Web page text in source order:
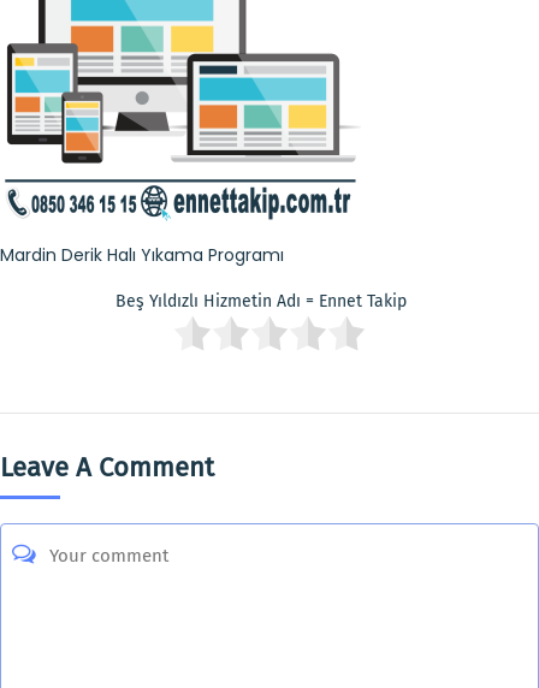
Mardin Derik Halı Yıkama Programı
Beş Yıldızlı Hizmetin Adı = Ennet Takip
Leave A Comment